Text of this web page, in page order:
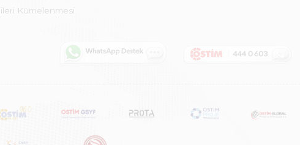
Kümelenmesi